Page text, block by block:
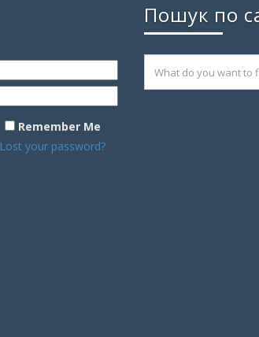
Remember Me
Lost your password?
Пошук по